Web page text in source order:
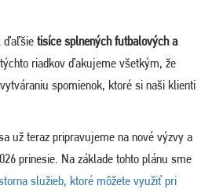
ďaľšie tisíce splnených futbalových a
riadkov ďakujeme všetkým, že
spomienok, ktoré si naši klienti
už teraz pripravujeme na nové výzvy a
prinesie. Na základe tohto plánu sme
služieb, ktoré môžete využiť pri